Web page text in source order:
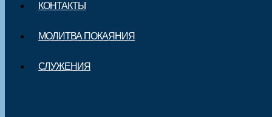
КОНТАКТЫ
МОЛИТВА ПОКАЯНИЯ
СЛУЖЕНИЯ